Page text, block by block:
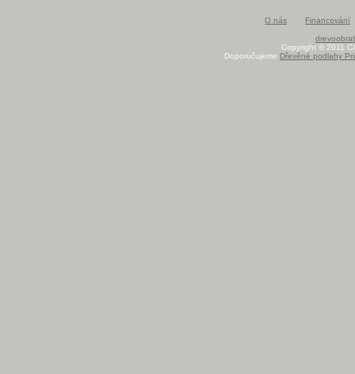
O nás Financování
Copyright © 2011
Doporučujeme Dřevěné podlahy